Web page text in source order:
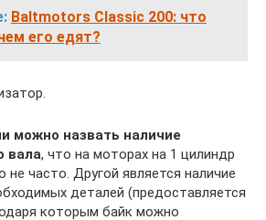
Baltmotors Classic 200: что
его едят?
можно назвать наличие
вала, что на моторах на 1 цилиндр
не часто. Другой является наличие
деталей (предоставляется
которым байк можно